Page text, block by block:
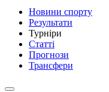
Новини спорту
Результати
Турніри
Статті
Прогнози
Трансфери